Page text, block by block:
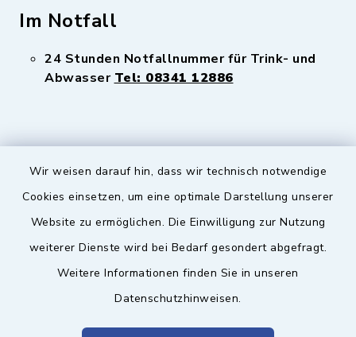
Wir weisen darauf hin, dass wir technisch notwendige
Cookies einsetzen, um eine optimale Darstellung unserer
Website zu ermöglichen. Die Einwilligung zur Nutzung
weiterer Dienste wird bei Bedarf gesondert abgefragt.
Weitere Informationen finden Sie in unseren
Datenschutzhinweisen.
Im Notfall
24 Stunden Notfallnummer für Trink- und
Abwasser Tel: 08341 12886
Sicherer Kontakt
Datenschutz